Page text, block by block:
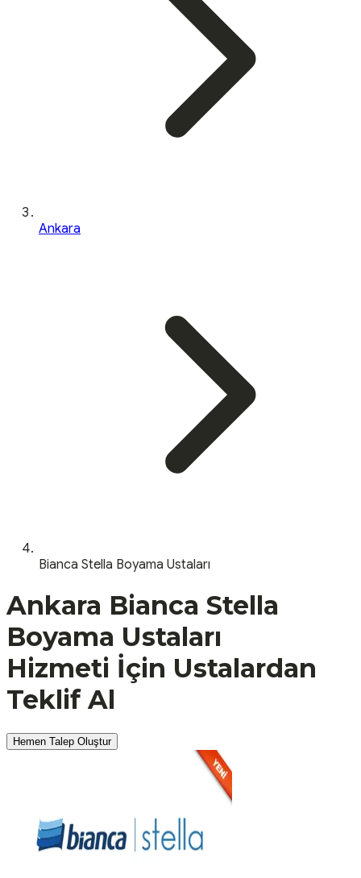
Ankara
Bianca Stella Boyama Ustaları
Ankara Bianca Stella
Boyama Ustaları
Hizmeti İçin Ustalardan
Teklif Al
Hemen Talep Oluştur